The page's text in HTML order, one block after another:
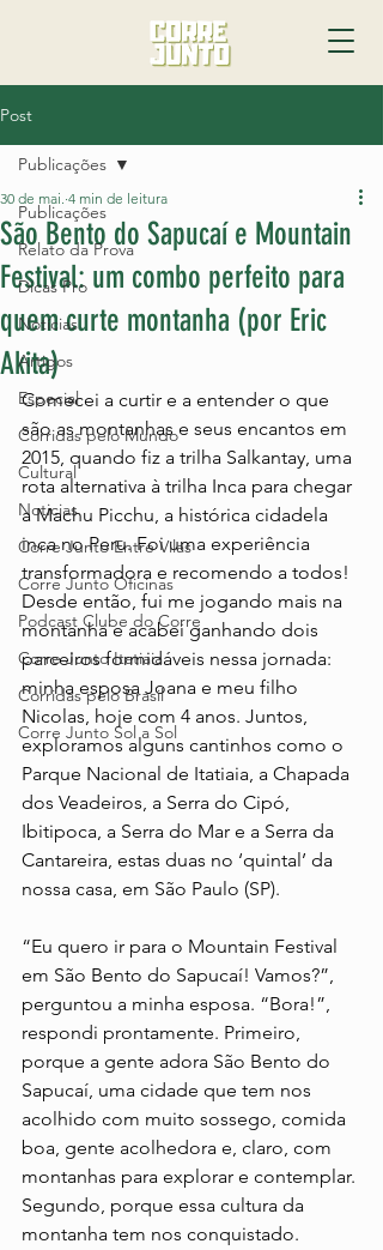
Post
Publicações
Relato da Prova
Dicas Pro
Notícias
Artigos
Especial
Corridas pelo Mundo
Cultural
Noticias
Corre Junto Entre Vilas
Corre Junto Oficinas
Podcast Clube do Corre
Corre Junto Itatiaia
Corridas pelo Brasil
Corre Junto Sol a Sol
Publicações
São Bento do Sapucaí e Mountain
Festival: um combo perfeito para
quem curte montanha (por Eric
Akita)
30 de mai. 4 min de leitura
Comecei a curtir e a entender o que
são as montanhas e seus encantos em
2015, quando fiz a trilha Salkantay, uma
rota alternativa à trilha Inca para chegar
a Machu Picchu, a histórica cidadela
inca no Peru. Foi uma experiência
transformadora e recomendo a todos!
Desde então, fui me jogando mais na
montanha e acabei ganhando dois
parceiros formidáveis nessa jornada:
minha esposa Joana e meu filho
Nicolas, hoje com 4 anos. Juntos,
exploramos alguns cantinhos como o
Parque Nacional de Itatiaia, a Chapada
dos Veadeiros, a Serra do Cipó,
Ibitipoca, a Serra do Mar e a Serra da
Cantareira, estas duas no ‘quintal’ da
nossa casa, em São Paulo (SP).
“Eu quero ir para o Mountain Festival
em São Bento do Sapucaí! Vamos?”,
perguntou a minha esposa. “Bora!”,
respondi prontamente. Primeiro,
porque a gente adora São Bento do
Sapucaí, uma cidade que tem nos
acolhido com muito sossego, comida
boa, gente acolhedora e, claro, com
montanhas para explorar e contemplar.
Segundo, porque essa cultura da
montanha tem nos conquistado.